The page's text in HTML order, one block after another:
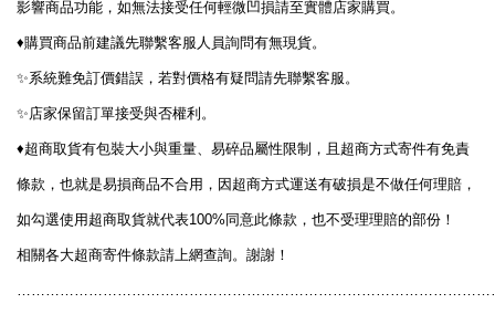
影響商品功能，如無法接受任何輕微凹損請至實體店家購買。
♦️購買商品前建議先聯繫客服人員詢問有無現貨。
✨系統難免訂價錯誤，若對價格有疑問請先聯繫客服。
✨店家保留訂單接受與否權利。
♦️超商取貨有包裝大小與重量、易碎品屬性限制，且超商方式寄件有免責
條款，也就是易損商品不合用，因超商方式運送有破損是不做任何理賠，
如勾選使用超商取貨就代表100% 同意此條款，也不受理理賠的部份！
相關各大超商寄件條款請上網查詢。謝謝！